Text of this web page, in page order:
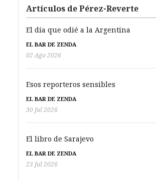
Artículos de Pérez-Reverte
El día que odié a la Argentina
EL BAR DE ZENDA
02 Ago 2026
Esos reporteros sensibles
EL BAR DE ZENDA
30 Jul 2026
El libro de Sarajevo
EL BAR DE ZENDA
23 Jul 2026